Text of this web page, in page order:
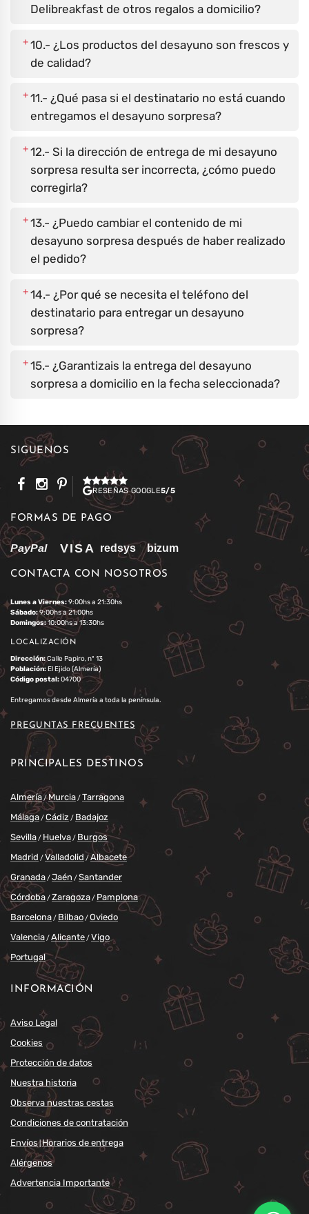
Delibreakfast de otros regalos a domicilio?
+ 10.- ¿Los productos del desayuno son frescos y
de calidad?
+ 11.- ¿Qué pasa si el destinatario no está cuando
entregamos el desayuno sorpresa?
+ 12.- Si la dirección de entrega de mi desayuno
sorpresa resulta ser incorrecta, ¿cómo puedo
corregirla?
+ 13.- ¿Puedo cambiar el contenido de mi
desayuno sorpresa después de haber realizado
el pedido?
+ 14.- ¿Por qué se necesita el teléfono del
destinatario para entregar un desayuno
sorpresa?
+ 15.- ¿Garantizais la entrega del desayuno
sorpresa a domicilio en la fecha seleccionada?
SÍGUENOS
RESEÑAS GOOGLE5/5
FORMAS DE PAGO
CONTACTA CON NOSOTROS
Lunes a Viernes:9:00hs a 21:30hs
Sábado:9:00hs a 21:00hs
Domingos:10:00hs a 13:30hs
LOCALIZACIÓN
Dirección:Calle Papiro, nº 13
Población:El Ejido (Almería)
Código postal:04700
Entregamos desde Almería a toda la península.
PREGUNTAS FRECUENTES
PRINCIPALES DESTINOS
Almería/Murcia/Tarragona
Málaga/Cádiz / Badajoz
Sevilla/ Huelva/ Burgos
Madrid /Valladolid /Albacete
Granada/Jaén /Santander
Córdoba/Zaragoza/ Pamplona
Barcelona/ Bilbao/Oviedo
Valencia/Alicante/Vigo
Portugal
INFORMACIÓN
Aviso Legal
Cookies
Protección de datos
Nuestra historia
Observa nuestras cestas
Condiciones de contratación
Envíos|Horarios de entrega
Alérgenos
Advertencia Importante